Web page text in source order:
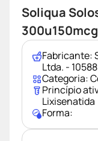
4º
tadalafila
5º
ozivy
6º
protetor solar
desodorante
fralda pampers
10
Soliqua
300u150mcg
Fabricante:
Ltda. -
Categoria:
Princípio
Lixisenatida
Forma: